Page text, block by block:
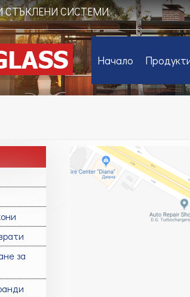
СТЪКЛЕНИ СИСТЕМИ
Начало
за